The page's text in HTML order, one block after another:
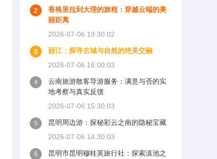
2
香格里拉到大理的旅程：穿越云端的美
丽距离
2026-07-06 19:30:02
3
丽江：探寻古城与自然的绝美交融
2026-07-06 16:00:03
4
云南旅游散客导游服务：满意与否的实
地考察与真实反馈
2026-07-06 15:30:03
5
昆明周边游：探秘彩云之南的隐秘宝藏
2026-07-06 14:30:03
6
昆明市昆明穆桂英旅行社：探索滇池之